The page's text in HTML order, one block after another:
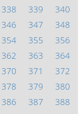
338 339
340
346 347
348
354 355
356
362 363
364
370 371
372
378 379
380
386 387
388